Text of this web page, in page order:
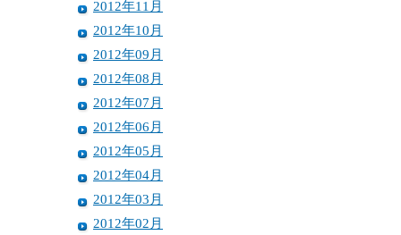
2012年11月
2012年10月
2012年09月
2012年08月
2012年07月
2012年06月
2012年05月
2012年04月
2012年03月
2012年02月